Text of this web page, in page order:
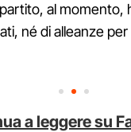
al momento,
né di alleanze
a leggere su